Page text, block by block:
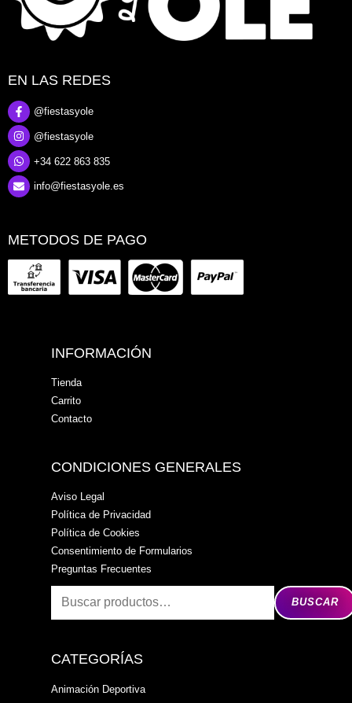
EN LAS REDES
@fiestasyole
@fiestasyole
+34 622 863 835
info@fiestasyole.es
METODOS DE PAGO
INFORMACIÓN
Tienda
Carrito
Contacto
CONDICIONES GENERALES
Aviso Legal
Política de Privacidad
Política de Cookies
Consentimiento de Formularios
Preguntas Frecuentes
BUSCAR
CATEGORÍAS
Animación Deportiva